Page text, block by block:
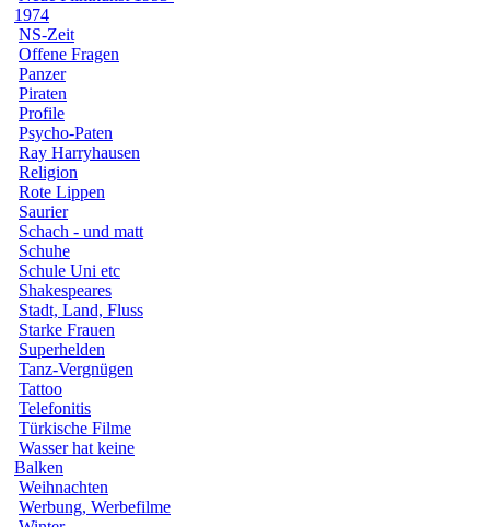
1974
NS-Zeit
Offene Fragen
Panzer
Piraten
Profile
Psycho-Paten
Ray Harryhausen
Religion
Rote Lippen
Saurier
Schach - und matt
Schuhe
Schule Uni etc
Shakespeares
Stadt, Land, Fluss
Starke Frauen
Superhelden
Tanz-Vergnügen
Tattoo
Telefonitis
Türkische Filme
Wasser hat keine
Balken
Weihnachten
Werbung, Werbefilme